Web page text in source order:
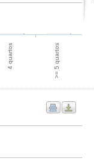
4 quartos >= 5 quartos